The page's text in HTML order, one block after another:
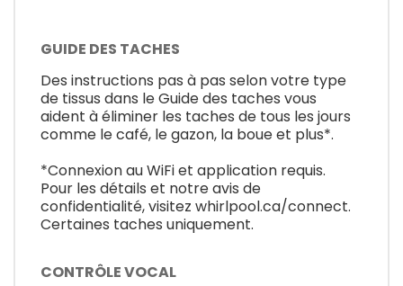
GUIDE DES TACHES
Des instructions pas à pas selon votre type
de tissus dans le Guide des taches vous
aident à éliminer les taches de tous les jours
comme le café, le gazon, la boue et plus*.
*Connexion au WiFi et application requis.
Pour les détails et notre avis de
confidentialité, visitez whirlpool.ca/connect.
Certaines taches uniquement.
CONTRÔLE VOCAL